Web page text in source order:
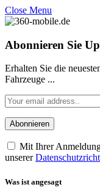
Close Menu
Abonnieren Sie
Erhalten Sie die
Fahrzeuge ...
Mit Ihrer
unserer
Was ist angesagt